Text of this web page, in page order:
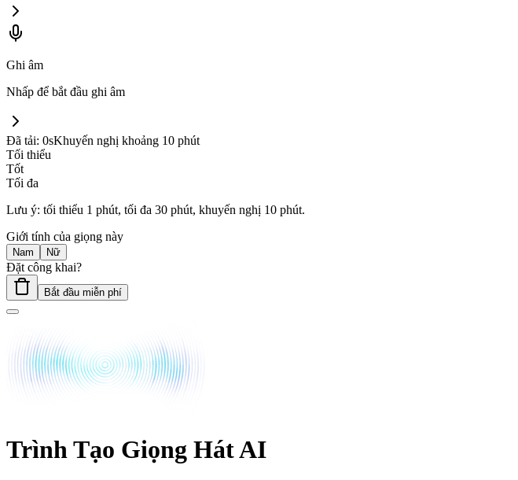
Ghi âm
Nhấp để bắt đầu ghi âm
Đã tải: 0sKhuyến nghị khoảng 10 phút
Tối thiểu
Tốt
Tối đa
Lưu ý: tối thiểu 1 phút, tối đa 30 phút, khuyến nghị 10 phút.
Giới tính của giọng này
Nam Nữ
Đặt công khai?
Bắt đầu miễn phí
Trình Tạo Giọng Hát AI